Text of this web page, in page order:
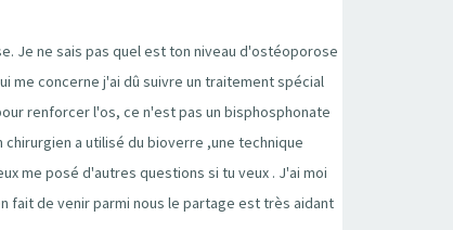
Je ne sais pas quel est ton niveau d'ostéoporose
me concerne j'ai dû suivre un traitement spécial
renforcer l'os, ce n'est pas un bisphosphonate
a utilisé du bioverre ,une technique
me posé d'autres questions si tu veux . J'ai moi
fait de venir parmi nous le partage est très aidant